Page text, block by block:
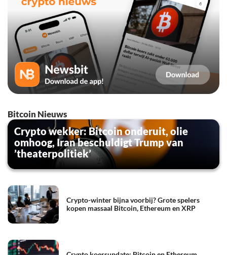
Bitcoin Nieuws
Crypto wekker: Bitcoin onderuit, olie
omhoog, Iran beschuldigt Trump van
’theaterpolitiek’
Crypto-winter bijna voorbij? Grote spelers
kopen massaal Bitcoin, Ethereum en XRP